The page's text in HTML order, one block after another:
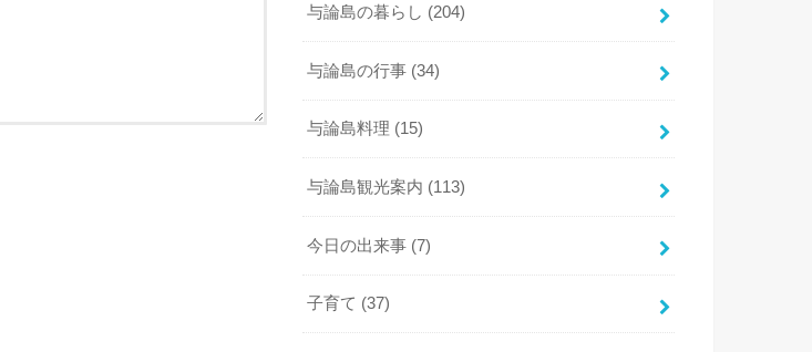
与論島の暮らし (204)
与論島の行事 (34)
与論島料理 (15)
与論島観光案内 (113)
今日の出来事 (7)
子育て (37)